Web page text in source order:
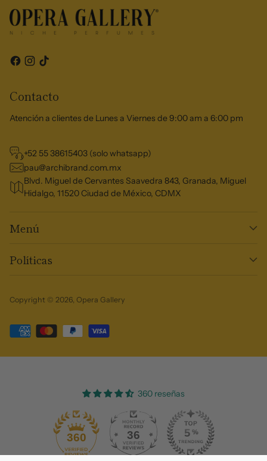
Contacto
Atención a clientes de Lunes a Viernes de 9:00 am a 6:00 pm
+52 55 38615403 (solo whatsapp)
pau@archibrand.com.mx
Blvd. Miguel de Cervantes Saavedra 843, Granada, Miguel
Hidalgo, 11520 Ciudad de México, CDMX
Menú
Políticas
Copyright © 2026, Opera Gallery
360 reseñas
360 36